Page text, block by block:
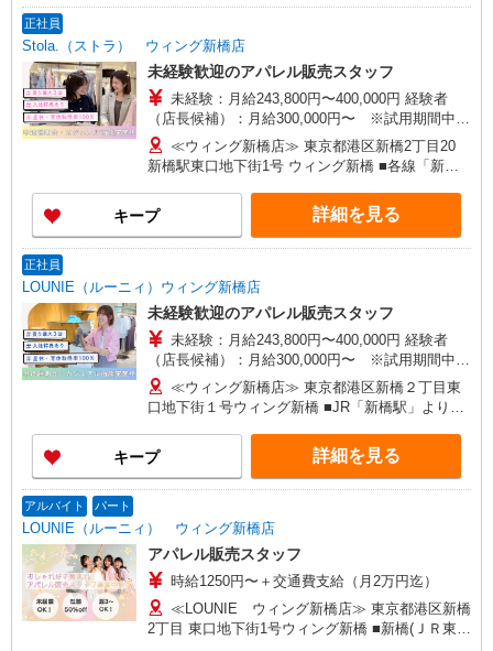
当の種類はエリアにより異なります。詳細は面接
時にお尋ねください。 ＼入社３大特典キャンペー
ン実施中！／※詳細は備考欄にて
正社員
Stola.（ストラ） ウィング新橋店
未経験歓迎のアパレル販売スタッフ
未経験：月給243,800円〜400,000円 経験者
（店長候補）：月給300,000円〜 ※試用期間中は
270,000円〜 ★固定残業手当：30,800円（月給に
含む） ※経験・能力考慮 ※固定残業時間は1ヶ月
あたり20時間、超過時は追加で残業手当支給 ※月
3万円まで交通費支給 ※試用期間（2〜3ヶ月）も
同条件 【手当】固定残業手当／資格手当／店舗職
制手当／住宅手当（実家外かつ賃貸の場合のみ別
当の種類はエリアにより異なります。詳細は面接
時にお尋ねください。 ＼入社３大特典キャンペー
ン実施中！／※詳細は備考欄にて
≪ウィング新橋店≫ 東京都港区新橋2丁目20
新橋駅東口地下街1号 ウィング新橋 ■各線「新橋
キープ 詳細を見る
正社員
LOUNIE（ルーニィ）ウィング新橋店
未経験歓迎のアパレル販売スタッフ
未経験：月給243,800円〜400,000円 経験者
（店長候補）：月給300,000円〜 ※試用期間中は
270,000円〜 ★固定残業手当：30,800円（月給に
含む） ※経験・能力考慮 ※固定残業時間は1ヶ月
あたり20時間、超過時は追加で残業手当支給 ※月
3万円まで交通費支給 ※試用期間（2〜3ヶ月）も
同条件 【手当】固定残業手当／資格手当／店舗職
制手当／住宅手当（実家外かつ賃貸の場合のみ別
当の種類はエリアにより異なります。詳細は面接
時にお尋ねください。 ＼入社３大特典キャンペー
ン実施中！／※詳細は備考欄にて
≪ウィング新橋店≫ 東京都港区新橋２丁目東
口地下街１号ウィング新橋 ■JR「新橋駅」より直
り徒歩2分
キープ 詳細を見る
アルバイト パート
LOUNIE（ルーニィ） ウィング新橋店
アパレル販売スタッフ
時給1250円〜＋交通費支給（月2万円迄）
≪LOUNIE ウィング新橋店≫ 東京都港区新橋
2丁目 東口地下街1号ウィング新橋 ■新橋(ＪＲ東海